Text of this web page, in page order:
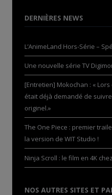
DERNIÈRES NEWS
L’AnimeLand Hors-Série –
Une nouvelle série TV
[Entretien] Mokochan : «
était déjà demandé de
originel.»
The One Piece : premier
la version de WIT Studio !
Ninja Scroll : le film en 4K
NOS AUTRES SITES ET